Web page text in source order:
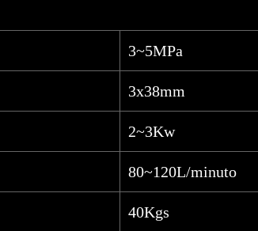
3~5MPa
3x38mm
2~3Kw
80~120L/minuto
40Kgs